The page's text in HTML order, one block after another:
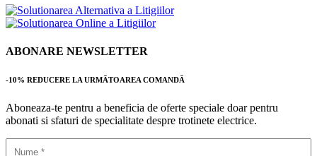
ABONARE NEWSLETTER
-10% REDUCERE LA URMĂTOAREA COMANDĂ
Aboneaza-te pentru a beneficia de oferte speciale doar pentru
abonati si sfaturi de specialitate despre trotinete electrice.